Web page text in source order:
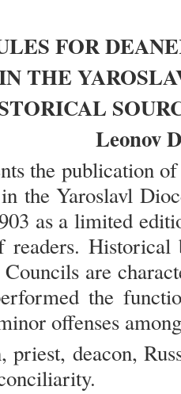
FOR
THE
Leonov
the publication
the Yaroslavl
as a limited
Historical
are
the
offenses
priest, deacon,